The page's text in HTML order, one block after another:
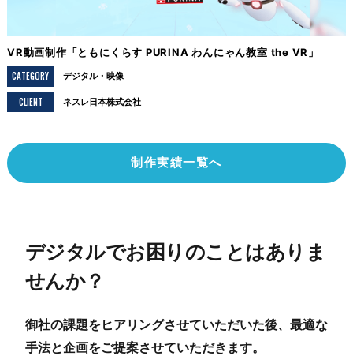
VR動画制作「ともにくらす PURINA わんにゃん教室 the VR」
CATEGORY
デジタル 映像
CLIENT ネスレ日本株式会社
制作実績一覧へ
デジタルでお困りのことはありま
せんか？
御社の課題をヒアリングさせていただいた後、最適な
手法と企画をご提案させていただきます。